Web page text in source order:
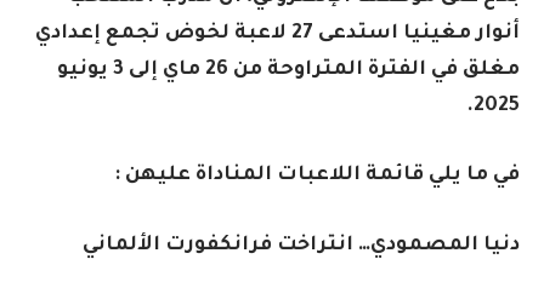
أنوار مغينيا استدعى 27 لاعبة لخوض تجمع إعدادي
مغلق في الفترة المتراوحة من 26 ماي إلى 3 يونيو
2025.
في ما يلي قائمة اللاعبات المناداة عليهن :
دنيا المصمودي… انتراخت فرانكفورت الألماني